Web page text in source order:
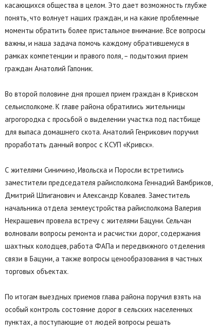
касающихся общества в целом. Это дает возможность глубже
понять, что волнует наших граждан, и на какие проблемные
моменты обратить более пристальное внимание. Все вопросы
важны, и наша задача помочь каждому обратившемуся в
рамках компетенции и правого поля, – подытожил прием
граждан Анатолий Гапоник.
Во второй половине дня прошел прием граждан в Кривском
сельисполкоме. К главе района обратились жительницы
агрогородка с просьбой о выделении участка под пастбище
для выпаса домашнего скота. Анатолий Генрикович поручил
проработать данный вопрос с КСУП «Кривск».
С жителями Синичино, Ивольска и Поросли встретились
заместители председателя райисполкома Геннадий Вамбриков,
Дмитрий Шпиганович и Александр Ковалев. Заместитель
начальника отдела землеустройства райисполкома Валерия
Некрашевич провела встречу с жителями Бацуни. Сельчан
волновали вопросы ремонта и расчистки дорог, содержания
шахтных колодцев, работа ФАПа и передвижного отделения
связи в Бацуни, а также вопросы ценообразования в частных
торговых объектах.
По итогам выездных приемов глава района поручил взять на
особый контроль состояние дорог в сельских населенных
пунктах, а поступающие от людей вопросы решать